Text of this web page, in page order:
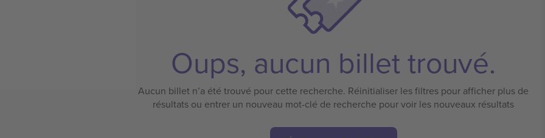
Oups, aucun billet trouvé.
Aucun billet n’a été trouvé pour cette recherche. Réinitialiser les filtres pour afficher plus de
résultats ou entrer un nouveau mot-clé de recherche pour voir les nouveaux résultats